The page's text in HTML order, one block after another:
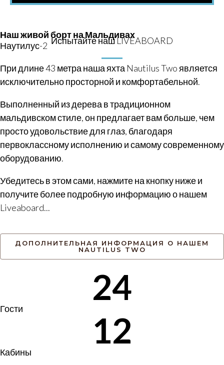
Испытайте наш LIVEABOARD
Наш живой борт на Мальдивах
Наутилус-2
При длине 43 метра наша яхта Nautilus Two является
исключительно просторной и комфортабельной.
Выполненный из дерева в традиционном
мальдивском стиле, он предлагает вам больше, чем
просто удовольствие для глаз, благодаря
первоклассному исполнению и самому современному
оборудованию.
Убедитесь в этом сами, нажмите на кнопку ниже и
получите более подробную информацию о нашем
Liveaboard...
ДОПОЛНИТЕЛЬНАЯ ИНФОРМАЦИЯ О НАШЕМ
NAUTILUS TWO
24
Гости
12
Кабины